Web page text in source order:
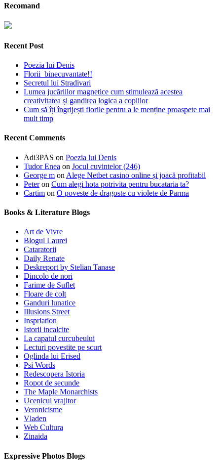
Recomand
Recent Post
Poezia lui Denis
Florii binecuvantate!!
Secretul lui Stradivari
Lumea jucăriilor magnetice cum stimulează acestea
creativitatea și gandirea logica a copiilor
Cum să îți îngrijești florile pentru a le menține proaspete mai
mult timp
Recent Comments
Adi3PAS on Poezia lui Denis
Tudor Enea on Jocul cuvintelor (246)
George m on Alege Netbet casino online și joacă profitabil
Peteron Cum alegi hota potrivita pentru bucataria ta?
Cartim on O poveste de dragoste cu violete de Parma
Books & Literature Blogs
Art de Vivre
Blogul Laurei
Cataratorii
Daily Renate
Deskreport by Stelian Tanase
Dincolo de nori
Farime de Suflet
Floare de colt
Ganduri lunatice
Illusions Street
Inspriation
Istorii incalcite
La capatul curcubeului
Lecturi povestite pe scurt
Oglinda lui Erised
Psi Words
Redescopera Istoria
Ropot de secunde
The Maple Monarchists
Ucenicul vrajitor
Veronicisme
Vladen
Web Cultura
Zinaida
Expressive Photos Blogs